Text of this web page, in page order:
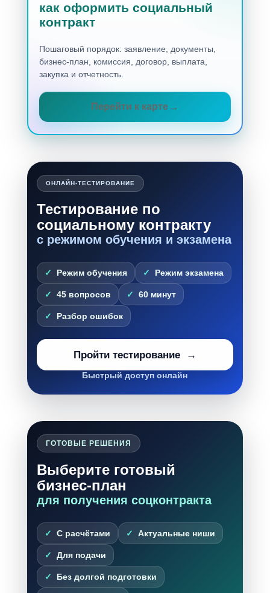
как оформить социальный
контракт
Пошаговый порядок: заявление, документы,
бизнес-план, комиссия, договор, выплата,
закупка и отчетность.
Перейти к карте
ОНЛАЙН-ТЕСТИРОВАНИЕ
Тестирование по
социальному контракту
с режимом обучения и экзамена
Режим обучения Режим экзамена
45 вопросов 60 минут
Разбор ошибок
Пройти тестирование
Быстрый доступ онлайн
ГОТОВЫЕ РЕШЕНИЯ
Выберите готовый
бизнес-план
для получения соцконтракта
С расчётами Актуальные ниши
Для подачи
Без долгой подготовки